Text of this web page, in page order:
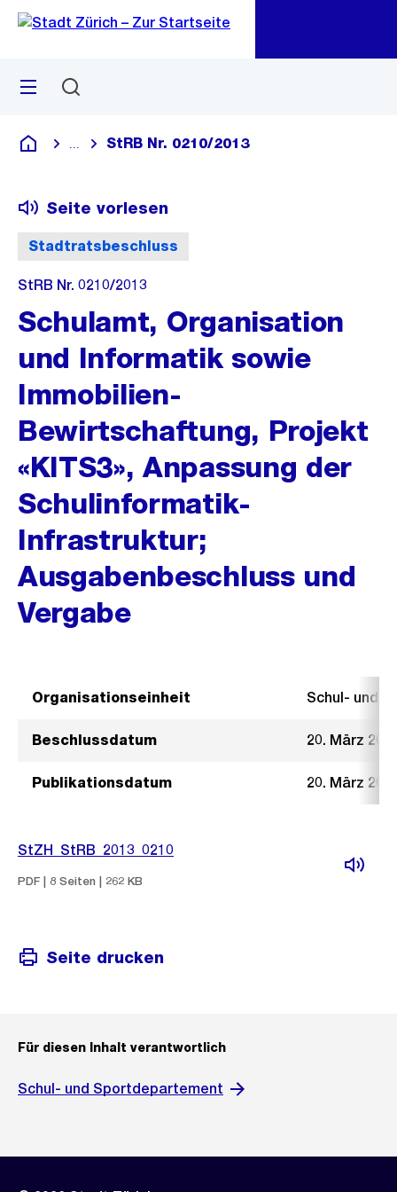
Navigation
Sprunglink
Menü
Deutsch
Blende alle Breadcrumbs ein
StRB Nr. 0210/2013
Stadtratsbeschluss
Seite vorlesen
StRB Nr. 0210/2013
Schulamt, Organisation
und Informatik sowie
Immobilien-
Bewirtschaftung, Projekt
«KITS3», Anpassung der
Schulinformatik-
Infrastruktur;
Ausgabenbeschluss und
Vergabe
Organisationseinheit Schul- und
Beschlussdatum 20. März
Publikationsdatum 20. März
StZH_StRB_2013_0210
PDF | 8 Seiten | 262 KB
Seite drucken
Für diesen Inhalt verantwortlich
Schul- und Sportdepartement